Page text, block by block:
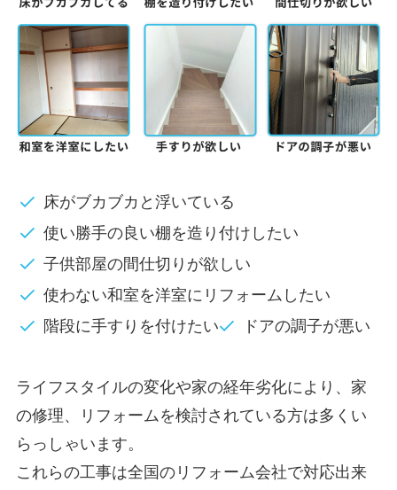
床がブカブカと浮いている
使い勝手の良い棚を造り付けしたい
子供部屋の間仕切りが欲しい
使わない和室を洋室にリフォームしたい
階段に手すりを付けたい
ドアの調子が悪い
ライフスタイルの変化や家の経年劣化により、家
の修理、リフォームを検討されている方は多くい
らっしゃいます。
これらの工事は全国のリフォーム会社で対応出来